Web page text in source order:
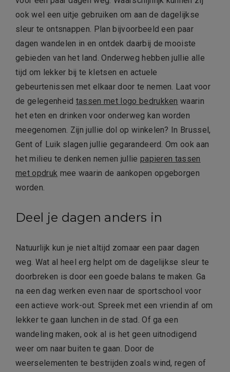
ook wel een uitje gebruiken om aan de dagelijkse
sleur te ontsnappen. Plan bijvoorbeeld een paar
dagen wandelen in en ontdek daarbij de mooiste
gebieden van het land. Onderweg hebben jullie alle
tijd om lekker bij te kletsen en actuele
gebeurtenissen met elkaar door te nemen. Laat voor
de gelegenheid tassen met logo bedrukken waarin
het eten en drinken voor onderweg kan worden
meegenomen. Zijn jullie dol op winkelen? In Brussel,
Gent of Luik slagen jullie gegarandeerd. Om ook aan
het milieu te denken nemen jullie papieren tassen
met opdruk mee waarin de aankopen opgeborgen
worden.
Deel je dagen anders in
Natuurlijk kun je niet altijd zomaar een paar dagen
weg. Wat al heel erg helpt om de dagelijkse sleur te
doorbreken is door een goede balans te maken. Ga
na een dag werken even naar de sportschool voor
een actieve work-out. Spreek met een vriendin af om
lekker te gaan lunchen in de stad. Of ga een
wandeling maken, ook al is het geen uitnodigend
weer om naar buiten te gaan. Door de
weerselementen te bestrijden zoals wind, regen of